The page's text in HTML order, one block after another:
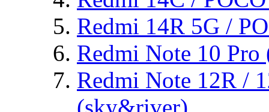
Redmi 14R 5G /
Redmi Note 10 Pro
Redmi Note 12R /
(sky&river)